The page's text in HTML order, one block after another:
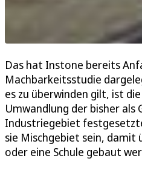
Das hat Instone bereits
Machbarkeitsstudie
es zu überwinden gilt, ist
Umwandlung der bisher als
Industriegebiet
sie Mischgebiet sein, damit
oder eine Schule gebaut